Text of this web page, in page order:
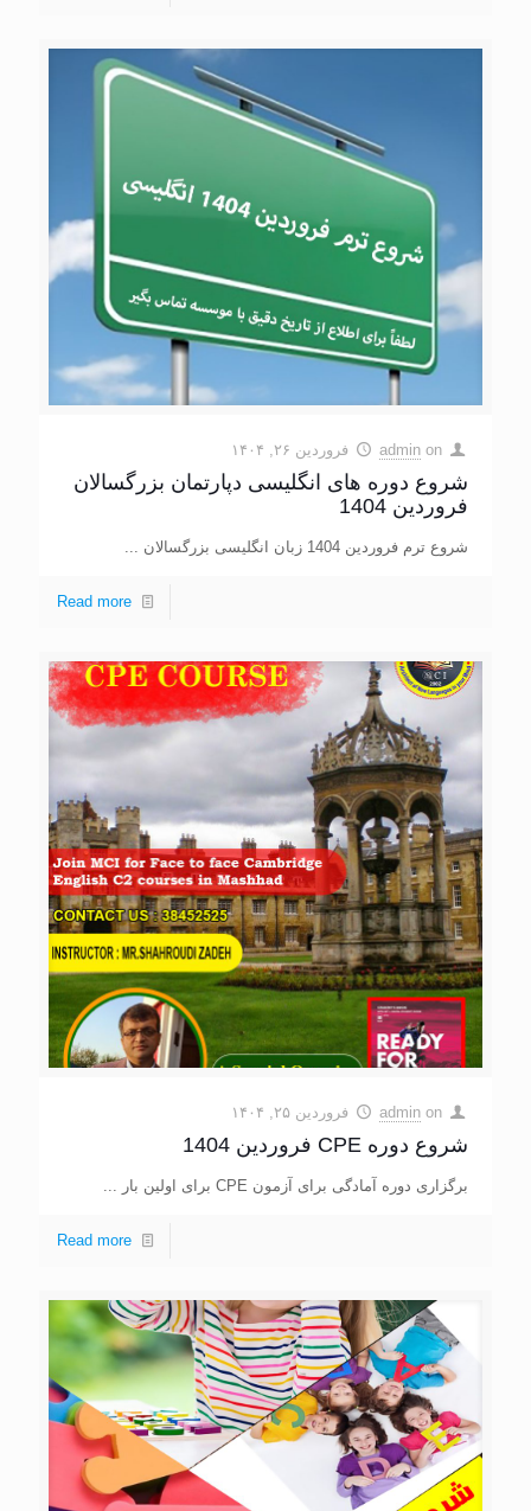
admin on فروردین ۲۶, ۱۴۰۴
شروع دوره های انگلیسی دپارتمان بزرگسالان
فروردین 1404
شروع ترم فروردین 1404 زبان انگلیسی بزرگسالان ...
Read more
admin on فروردین ۲۵, ۱۴۰۴
شروع دوره CPE فروردین 1404
برگزاری دوره آمادگی برای آزمون CPE برای اولین بار ...
Read more